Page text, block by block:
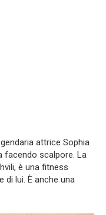
attrice Sophia
facendo scalpore. La
è una fitness
di lui. È anche una